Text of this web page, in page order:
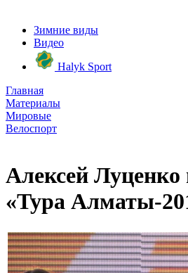
Зимние виды
Видео
Halyk Sport
Главная
Материалы
Мировые
Велоспорт
Алексей Луценко
«Тура Алматы-